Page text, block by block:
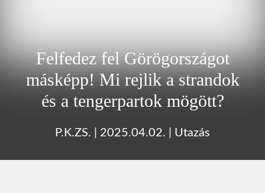
Felfedez fel Görögországot
másképp! Mi rejlik a strandok
és a tengerpartok mögött?
P.K.ZS. 2025.04.02. Utazás